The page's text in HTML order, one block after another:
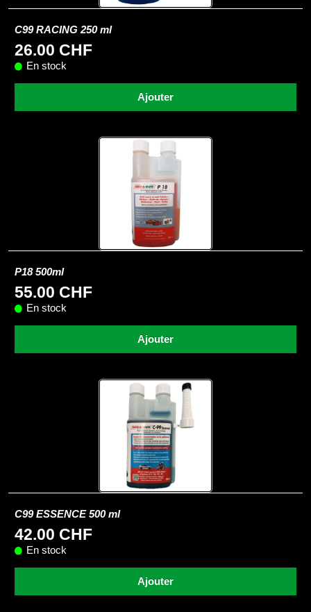
C99 RACING 250 ml
26.00 CHF
En stock
Ajouter
P18 500ml
55.00 CHF
En stock
Ajouter
C99 ESSENCE 500 ml
42.00 CHF
En stock
Ajouter